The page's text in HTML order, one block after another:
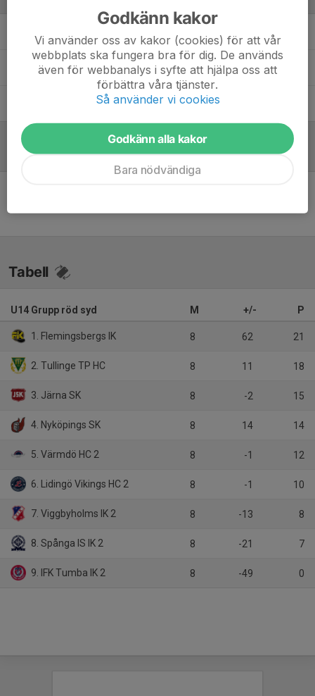
Olle PerssonTränare / Ekonomi
Anders SjöbergAss materialare
Referat
Tabell
U14 Grupp röd syd M +/- P
1. Flemingsbergs IK 8 62 21
2. Tullinge TP HC 8 11 18
3. Järna SK 8 -2 15
4. Nyköpings SK 8 14 14
5. Värmdö HC 2 8 -1 12
6. Lidingö Vikings HC 2 8 -1 10
7. Viggbyholms IK 2 8 -13 8
8. Spånga IS IK 2 8 -21 7
9. IFK Tumba IK 2 8 -49 0
Godkänn kakor
Vi använder oss av kakor (cookies) för att vår
webbplats ska fungera bra för dig. De används
även för webbanalys i syfte att hjälpa oss att
förbättra våra tjänster.
Så använder vi cookies
Godkänn alla kakor
Bara nödvändiga